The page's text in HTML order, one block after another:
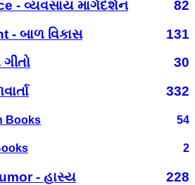
- વ્યવસાય માર્ગદર્શન
82
- બાળ વિકાસ
131
30
332
Books 54
2
- હાસ્ય
228